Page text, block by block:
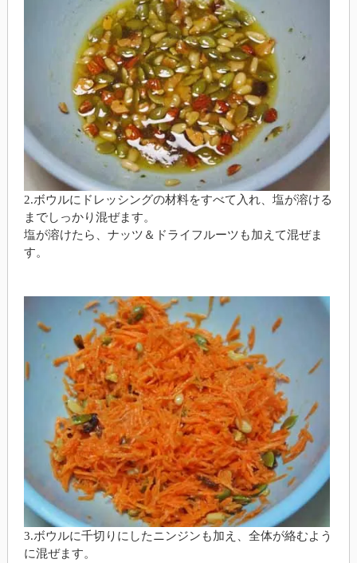
2.ボウルにドレッシングの材料をすべて入れ、塩が溶ける
までしっかり混ぜます。
塩が溶けたら、ナッツ＆ドライフルーツも加えて混ぜま
す。
3.ボウルに千切りにしたニンジンも加え、全体が絡むよう
に混ぜます。